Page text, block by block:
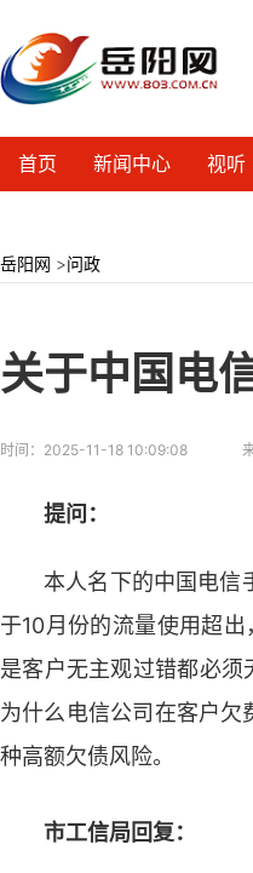
首页 新闻中心 视听
岳阳网 >问政
关于中国电
时间： 2025-11-18 10:09:08
提问：
本人名下的中国电信
于10月份的流量使用超
是客户无主观过错都必
为什么电信公司在客户
种高额欠债风险。
市工信局回复：